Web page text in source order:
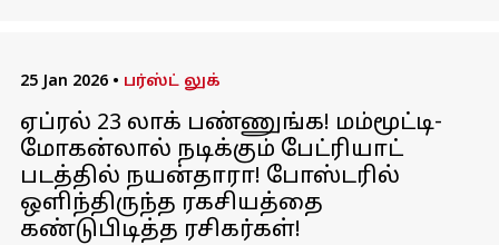
25 Jan 2026 • பர்ஸ்ட் லுக்
ஏப்ரல் 23 லாக் பண்ணுங்க! மம்மூட்டி-
மோகன்லால் நடிக்கும் பேட்ரியாட்
படத்தில் நயன்தாரா! போஸ்டரில்
ஒளிந்திருந்த ரகசியத்தை
கண்டுபிடித்த ரசிகர்கள்!